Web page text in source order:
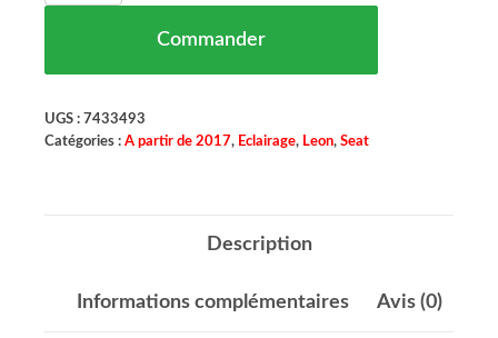
Commander
UGS : 7433493
Catégories : A partir de 2017, Eclairage, Leon, Seat
Description
Informations complémentaires Avis (0)